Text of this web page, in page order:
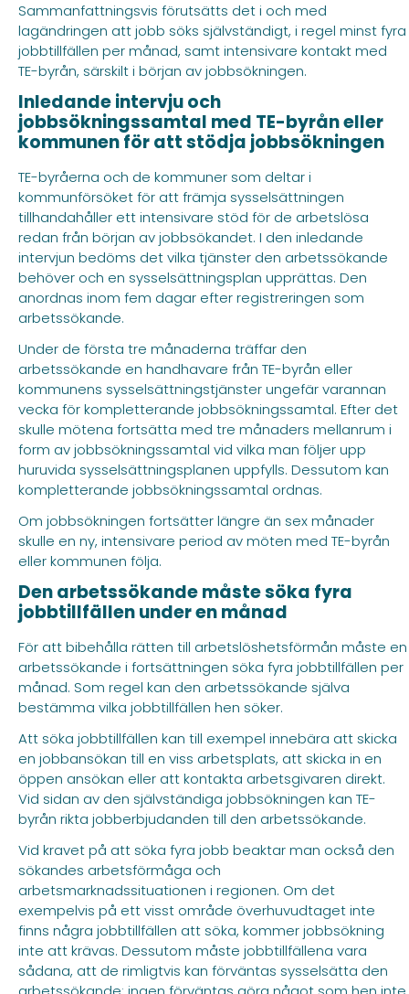
Sammanfattningsvis förutsätts det i och med
lagändringen att jobb söks självständigt, i regel minst fyra
jobbtillfällen per månad, samt intensivare kontakt med
TE-byrån, särskilt i början av jobbsökningen.
Inledande intervju och
jobbsökningssamtal med TE-byrån eller
kommunen för att stödja jobbsökningen
TE-byråerna och de kommuner som deltar i
kommunförsöket för att främja sysselsättningen
tillhandahåller ett intensivare stöd för de arbetslösa
redan från början av jobbsökandet. I den inledande
intervjun bedöms det vilka tjänster den arbetssökande
behöver och en sysselsättningsplan upprättas. Den
anordnas inom fem dagar efter registreringen som
arbetssökande.
Under de första tre månaderna träffar den
arbetssökande en handhavare från TE-byrån eller
kommunens sysselsättningstjänster ungefär varannan
vecka för kompletterande jobbsökningssamtal. Efter det
skulle mötena fortsätta med tre månaders mellanrum i
form av jobbsökningssamtal vid vilka man följer upp
huruvida sysselsättningsplanen uppfylls. Dessutom kan
kompletterande jobbsökningssamtal ordnas.
Om jobbsökningen fortsätter längre än sex månader
skulle en ny, intensivare period av möten med TE-byrån
eller kommunen följa.
Den arbetssökande måste söka fyra
jobbtillfällen under en månad
För att bibehålla rätten till arbetslöshetsförmån måste en
arbetssökande i fortsättningen söka fyra jobbtillfällen per
månad. Som regel kan den arbetssökande själva
bestämma vilka jobbtillfällen hen söker.
Att söka jobbtillfällen kan till exempel innebära att skicka
en jobbansökan till en viss arbetsplats, att skicka in en
öppen ansökan eller att kontakta arbetsgivaren direkt.
Vid sidan av den självständiga jobbsökningen kan TE-
byrån rikta jobberbjudanden till den arbetssökande.
Vid kravet på att söka fyra jobb beaktar man också den
sökandes arbetsförmåga och
arbetsmarknadssituationen i regionen. Om det
exempelvis på ett visst område överhuvudtaget inte
finns några jobbtillfällen att söka, kommer jobbsökning
inte att krävas. Dessutom måste jobbtillfällena vara
sådana, att de rimligtvis kan förväntas sysselsätta den